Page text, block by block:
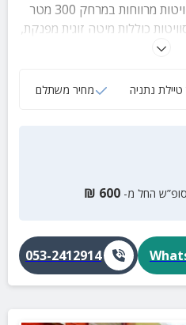
מתחם אירוח הכולל 6 סוויטות מרווחות במרחק 300 מטר
כוללות מיטה זוגית מפנקת,
מושקע, טלוויזיה חכמה ועוד.
טיילת נתניה מחיר משתלם
סופ”ש החל מ- 600
₪
053-2412914